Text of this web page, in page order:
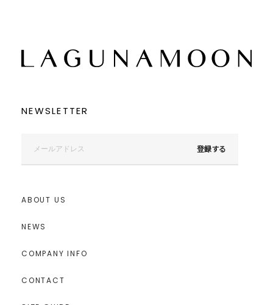
NEWSLETTER
登録する
ABOUT US
NEWS
COMPANY INFO
CONTACT